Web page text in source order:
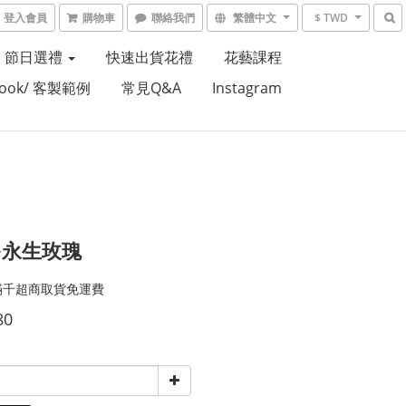
登入會員 購物車 聯絡我們 繁體中文 $ TWD
節日選禮 快速出貨花禮
花藝課程
客製範例
常見Q&A Instagram
生玫瑰
超商取貨免運費